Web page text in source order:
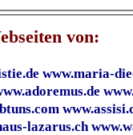
von:
www.maria-
lazarus.ch